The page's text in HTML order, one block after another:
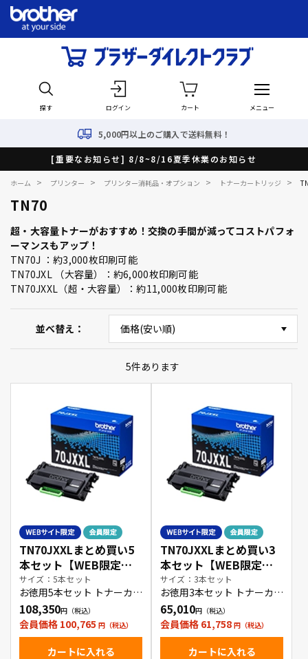
探す ログイン カート メニュー
5,000円以上のご購入で送料無料！
[重要なお知らせ] 8/8~8/16夏季休業のお知らせ
ホーム > プリンター > プリンター消耗品・オプション > トナーカートリッジ >
TN70
超・大容量トナーがおすすめ！交換の手間が減ってコストパフォ
ーマンスもアップ！
TN70J ：約3,000枚印刷可能
TN70JXL （大容量）：約6,000枚印刷可能
TN70JXXL（超・大容量）：約11,000枚印刷可能
並べ替え
5件あります
TN70JXXLまとめ買い5
本セット【WEB限定商
品】
サイズ：5本セット
お徳用5本セット トナーカー
トリッジ
108,350
会員価格 100,765
カートに入れる
TN70JXXLまとめ買い3
本セット【WEB限定商
品】
サイズ：3本セット
お徳用3本セット トナーカー
トリッジ
65,010
会員価格 61,758
カートに入れる